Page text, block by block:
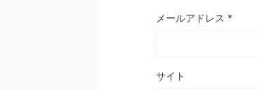
メールアドレス *
サイト